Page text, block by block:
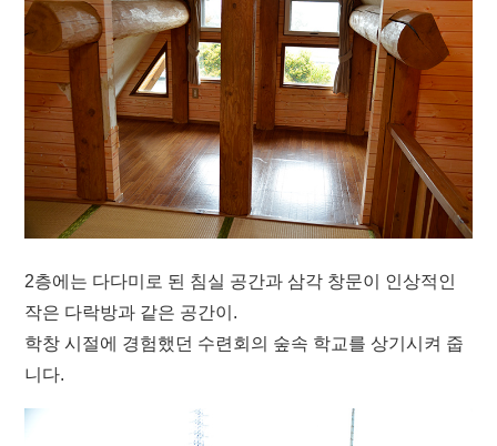
2층에는 다다미로 된 침실 공간과 삼각 창문이 인상적인
작은 다락방과 같은 공간이.
학창 시절에 경험했던 수련회의 숲속 학교를 상기시켜 줍
니다.